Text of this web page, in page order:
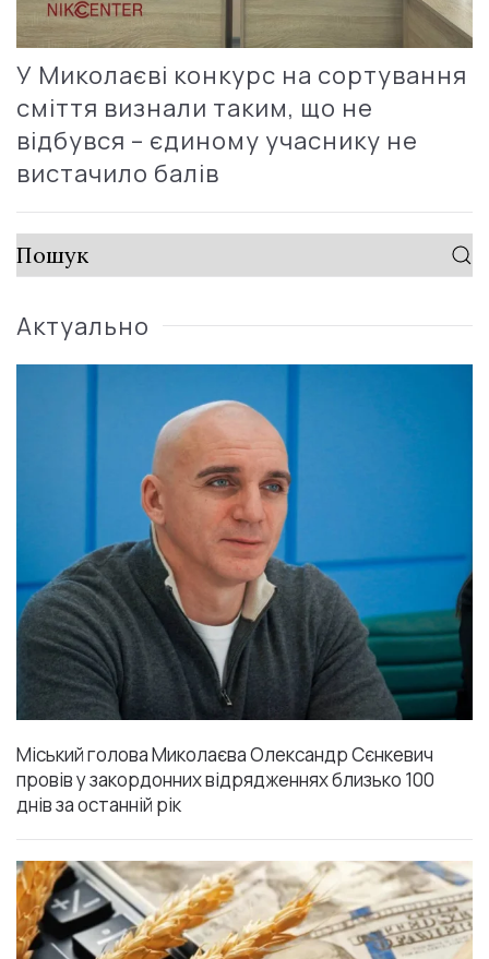
У Миколаєві конкурс на сортування
сміття визнали таким, що не
відбувся – єдиному учаснику не
вистачило балів
Актуально
Міський голова Миколаєва Олександр Сєнкевич
провів у закордонних відрядженнях близько 100
днів за останній рік